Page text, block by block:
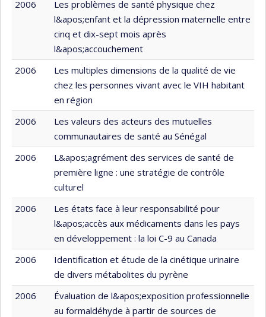
2006
Les problèmes de santé physique chez
l&apos;enfant et la dépression maternelle entre
cinq et dix-sept mois après
l&apos;accouchement
2006
Les multiples dimensions de la qualité de vie
chez les personnes vivant avec le VIH habitant
en région
2006
Les valeurs des acteurs des mutuelles
communautaires de santé au Sénégal
2006
L&apos;agrément des services de santé de
première ligne : une stratégie de contrôle
culturel
2006
Les états face à leur responsabilité pour
l&apos;accès aux médicaments dans les pays
en développement : la loi C-9 au Canada
2006
Identification et étude de la cinétique urinaire
de divers métabolites du pyrène
2006
Évaluation de l&apos;exposition professionnelle
au formaldéhyde à partir de sources de